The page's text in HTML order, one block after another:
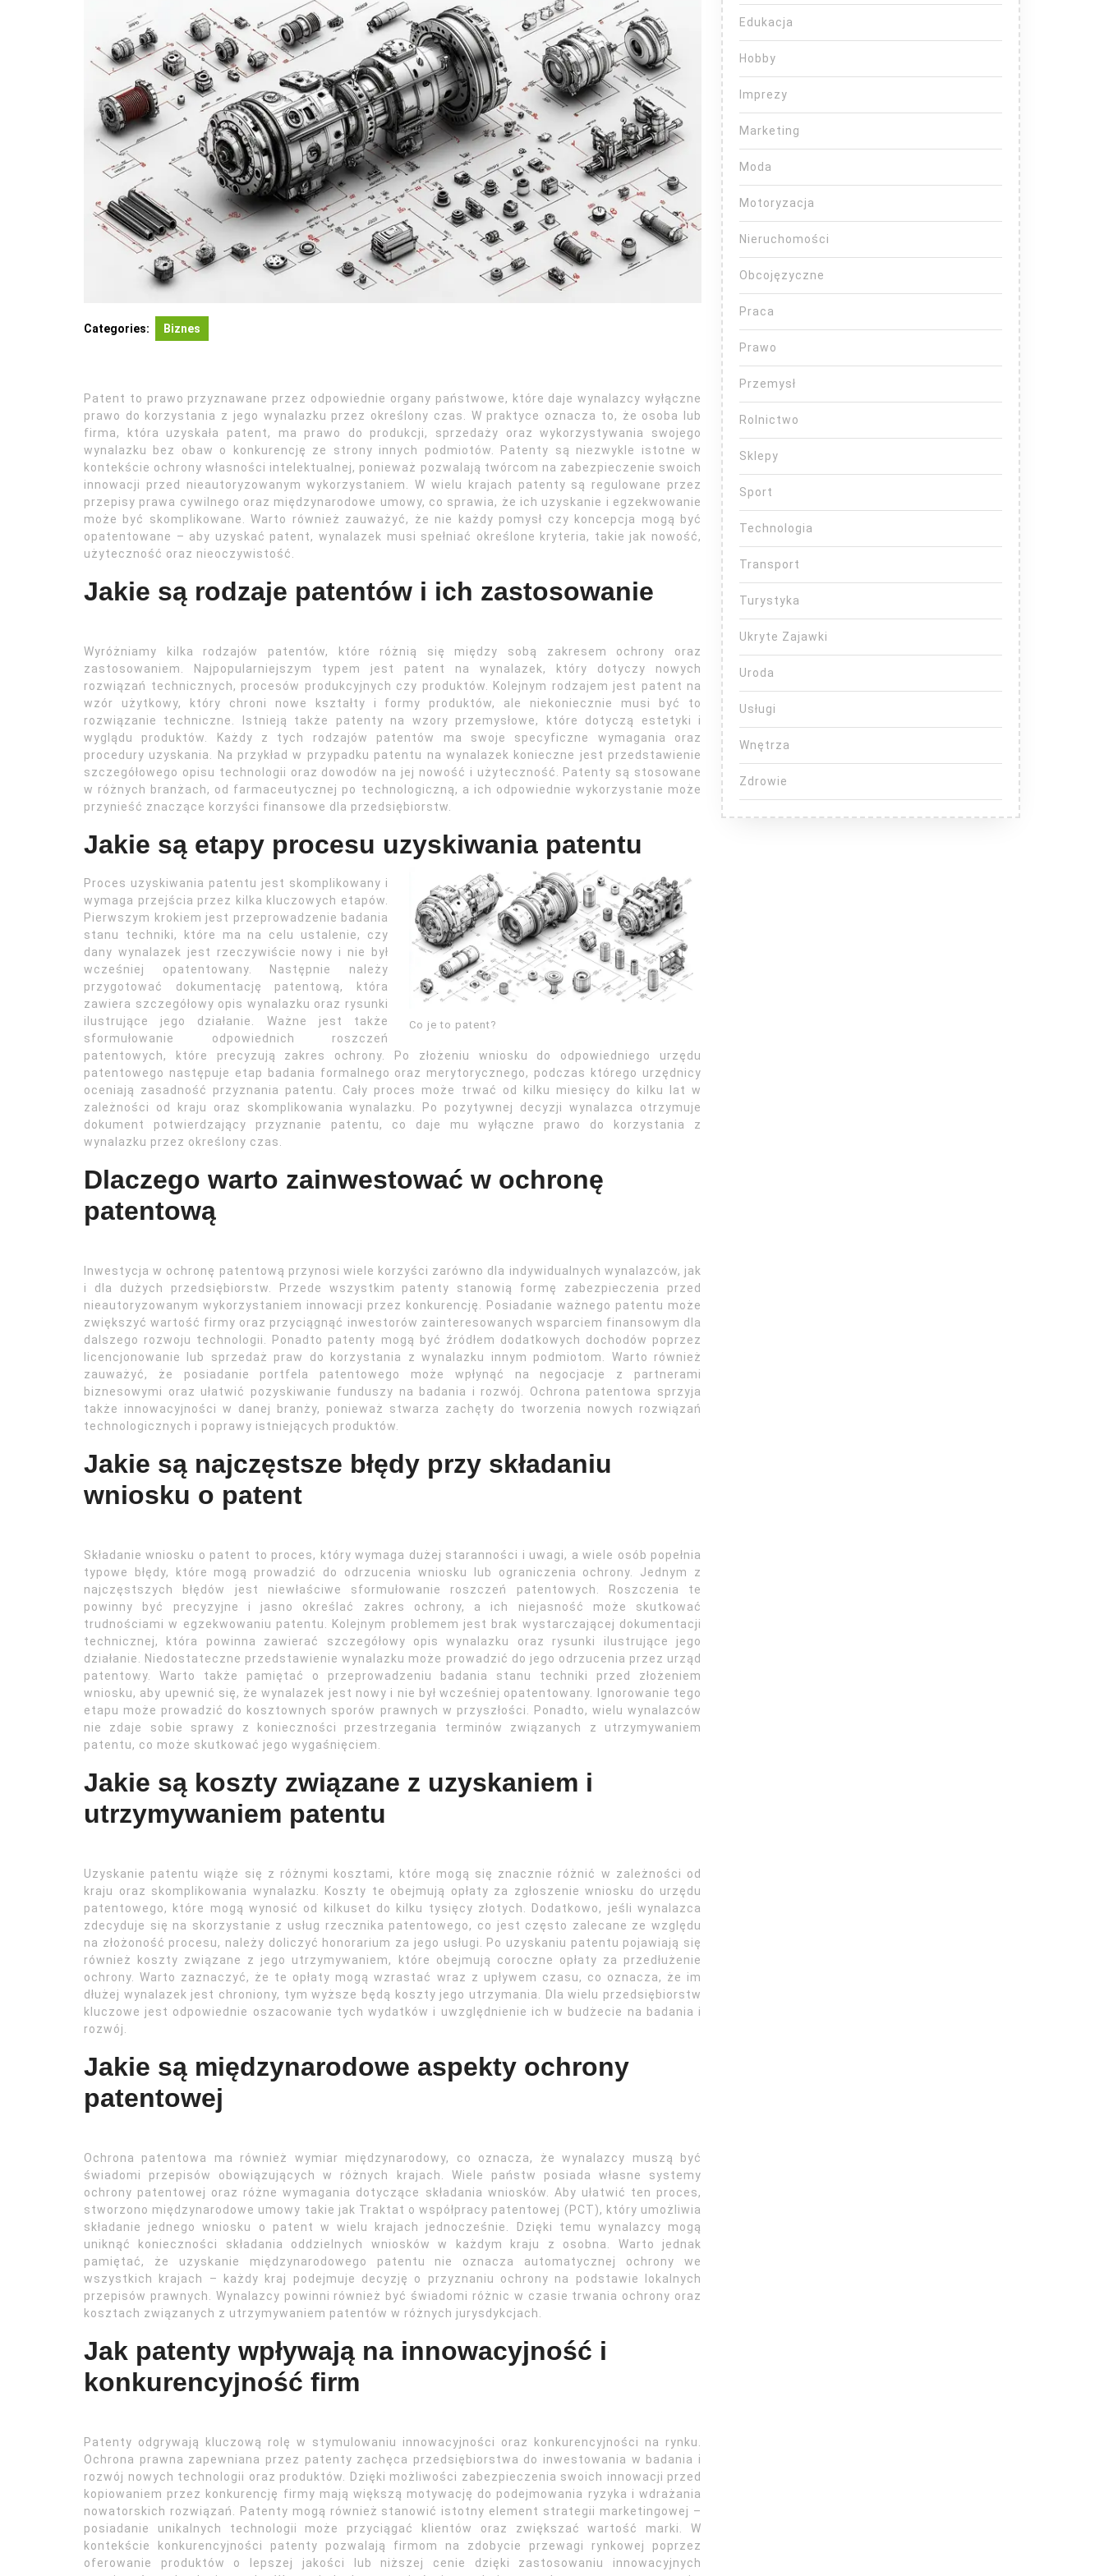
Categories: Biznes
Patent to prawo przyznawane przez odpowiednie organy państwowe, które daje wynalazcy wyłączne
prawo do korzystania z jego wynalazku przez określony czas. W praktyce oznacza to, że osoba lub
firma, która uzyskała patent, ma prawo do produkcji, sprzedaży oraz wykorzystywania swojego
wynalazku bez obaw o konkurencję ze strony innych podmiotów. Patenty są niezwykle istotne w
kontekście ochrony własności intelektualnej, ponieważ pozwalają twórcom na zabezpieczenie swoich
innowacji przed nieautoryzowanym wykorzystaniem. W wielu krajach patenty są regulowane przez
przepisy prawa cywilnego oraz międzynarodowe umowy, co sprawia, że ich uzyskanie i egzekwowanie
może być skomplikowane. Warto również zauważyć, że nie każdy pomysł czy koncepcja mogą być
opatentowane – aby uzyskać patent, wynalazek musi spełniać określone kryteria, takie jak nowość,
użyteczność oraz nieoczywistość.
Jakie są rodzaje patentów i ich zastosowanie
Wyróżniamy kilka rodzajów patentów, które różnią się między sobą zakresem ochrony oraz
zastosowaniem. Najpopularniejszym typem jest patent na wynalazek, który dotyczy nowych
rozwiązań technicznych, procesów produkcyjnych czy produktów. Kolejnym rodzajem jest patent na
wzór użytkowy, który chroni nowe kształty i formy produktów, ale niekoniecznie musi być to
rozwiązanie techniczne. Istnieją także patenty na wzory przemysłowe, które dotyczą estetyki i
wyglądu produktów. Każdy z tych rodzajów patentów ma swoje specyficzne wymagania oraz
procedury uzyskania. Na przykład w przypadku patentu na wynalazek konieczne jest przedstawienie
szczegółowego opisu technologii oraz dowodów na jej nowość i użyteczność. Patenty są stosowane
w różnych branżach, od farmaceutycznej po technologiczną, a ich odpowiednie wykorzystanie może
przynieść znaczące korzyści finansowe dla przedsiębiorstw.
Jakie są etapy procesu uzyskiwania patentu
Co je to patent?
Proces uzyskiwania patentu jest skomplikowany i
wymaga przejścia przez kilka kluczowych etapów.
Pierwszym krokiem jest przeprowadzenie badania
stanu techniki, które ma na celu ustalenie, czy
dany wynalazek jest rzeczywiście nowy i nie był
wcześniej opatentowany. Następnie należy
przygotować dokumentację patentową, która
zawiera szczegółowy opis wynalazku oraz rysunki
ilustrujące jego działanie. Ważne jest także
sformułowanie odpowiednich roszczeń
patentowych, które precyzują zakres ochrony. Po złożeniu wniosku do odpowiedniego urzędu
patentowego następuje etap badania formalnego oraz merytorycznego, podczas którego urzędnicy
oceniają zasadność przyznania patentu. Cały proces może trwać od kilku miesięcy do kilku lat w
zależności od kraju oraz skomplikowania wynalazku. Po pozytywnej decyzji wynalazca otrzymuje
dokument potwierdzający przyznanie patentu, co daje mu wyłączne prawo do korzystania z
wynalazku przez określony czas.
Dlaczego warto zainwestować w ochronę
patentową
Inwestycja w ochronę patentową przynosi wiele korzyści zarówno dla indywidualnych wynalazców, jak
i dla dużych przedsiębiorstw. Przede wszystkim patenty stanowią formę zabezpieczenia przed
nieautoryzowanym wykorzystaniem innowacji przez konkurencję. Posiadanie ważnego patentu może
zwiększyć wartość firmy oraz przyciągnąć inwestorów zainteresowanych wsparciem finansowym dla
dalszego rozwoju technologii. Ponadto patenty mogą być źródłem dodatkowych dochodów poprzez
licencjonowanie lub sprzedaż praw do korzystania z wynalazku innym podmiotom. Warto również
zauważyć, że posiadanie portfela patentowego może wpłynąć na negocjacje z partnerami
biznesowymi oraz ułatwić pozyskiwanie funduszy na badania i rozwój. Ochrona patentowa sprzyja
także innowacyjności w danej branży, ponieważ stwarza zachęty do tworzenia nowych rozwiązań
technologicznych i poprawy istniejących produktów.
Jakie są najczęstsze błędy przy składaniu
wniosku o patent
Składanie wniosku o patent to proces, który wymaga dużej staranności i uwagi, a wiele osób popełnia
typowe błędy, które mogą prowadzić do odrzucenia wniosku lub ograniczenia ochrony. Jednym z
najczęstszych błędów jest niewłaściwe sformułowanie roszczeń patentowych. Roszczenia te
powinny być precyzyjne i jasno określać zakres ochrony, a ich niejasność może skutkować
trudnościami w egzekwowaniu patentu. Kolejnym problemem jest brak wystarczającej dokumentacji
technicznej, która powinna zawierać szczegółowy opis wynalazku oraz rysunki ilustrujące jego
działanie. Niedostateczne przedstawienie wynalazku może prowadzić do jego odrzucenia przez urząd
patentowy. Warto także pamiętać o przeprowadzeniu badania stanu techniki przed złożeniem
wniosku, aby upewnić się, że wynalazek jest nowy i nie był wcześniej opatentowany. Ignorowanie tego
etapu może prowadzić do kosztownych sporów prawnych w przyszłości. Ponadto, wielu wynalazców
nie zdaje sobie sprawy z konieczności przestrzegania terminów związanych z utrzymywaniem
patentu, co może skutkować jego wygaśnięciem.
Jakie są koszty związane z uzyskaniem i
utrzymywaniem patentu
Uzyskanie patentu wiąże się z różnymi kosztami, które mogą się znacznie różnić w zależności od
kraju oraz skomplikowania wynalazku. Koszty te obejmują opłaty za zgłoszenie wniosku do urzędu
patentowego, które mogą wynosić od kilkuset do kilku tysięcy złotych. Dodatkowo, jeśli wynalazca
zdecyduje się na skorzystanie z usług rzecznika patentowego, co jest często zalecane ze względu
na złożoność procesu, należy doliczyć honorarium za jego usługi. Po uzyskaniu patentu pojawiają się
również koszty związane z jego utrzymywaniem, które obejmują coroczne opłaty za przedłużenie
ochrony. Warto zaznaczyć, że te opłaty mogą wzrastać wraz z upływem czasu, co oznacza, że im
dłużej wynalazek jest chroniony, tym wyższe będą koszty jego utrzymania. Dla wielu przedsiębiorstw
kluczowe jest odpowiednie oszacowanie tych wydatków i uwzględnienie ich w budżecie na badania i
rozwój.
Jakie są międzynarodowe aspekty ochrony
patentowej
Ochrona patentowa ma również wymiar międzynarodowy, co oznacza, że wynalazcy muszą być
świadomi przepisów obowiązujących w różnych krajach. Wiele państw posiada własne systemy
ochrony patentowej oraz różne wymagania dotyczące składania wniosków. Aby ułatwić ten proces,
stworzono międzynarodowe umowy takie jak Traktat o współpracy patentowej (PCT), który umożliwia
składanie jednego wniosku o patent w wielu krajach jednocześnie. Dzięki temu wynalazcy mogą
uniknąć konieczności składania oddzielnych wniosków w każdym kraju z osobna. Warto jednak
pamiętać, że uzyskanie międzynarodowego patentu nie oznacza automatycznej ochrony we
wszystkich krajach – każdy kraj podejmuje decyzję o przyznaniu ochrony na podstawie lokalnych
przepisów prawnych. Wynalazcy powinni również być świadomi różnic w czasie trwania ochrony oraz
kosztach związanych z utrzymywaniem patentów w różnych jurysdykcjach.
Jak patenty wpływają na innowacyjność i
konkurencyjność firm
Patenty odgrywają kluczową rolę w stymulowaniu innowacyjności oraz konkurencyjności na rynku.
Ochrona prawna zapewniana przez patenty zachęca przedsiębiorstwa do inwestowania w badania i
rozwój nowych technologii oraz produktów. Dzięki możliwości zabezpieczenia swoich innowacji przed
kopiowaniem przez konkurencję firmy mają większą motywację do podejmowania ryzyka i wdrażania
nowatorskich rozwiązań. Patenty mogą również stanowić istotny element strategii marketingowej –
posiadanie unikalnych technologii może przyciągać klientów oraz zwiększać wartość marki. W
kontekście konkurencyjności patenty pozwalają firmom na zdobycie przewagi rynkowej poprzez
oferowanie produktów o lepszej jakości lub niższej cenie dzięki zastosowaniu innowacyjnych
Edukacja
Hobby
Imprezy
Marketing
Moda
Motoryzacja
Nieruchomości
Obcojęzyczne
Praca
Prawo
Przemysł
Rolnictwo
Sklepy
Sport
Technologia
Transport
Turystyka
Ukryte Zajawki
Uroda
Usługi
Wnętrza
Zdrowie